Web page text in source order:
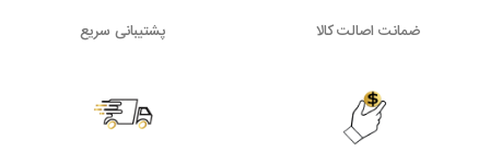
ضمانت اصالت کالا پشتیبانی سریع